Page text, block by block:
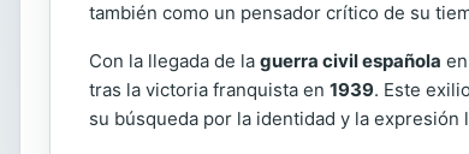
también como un pensador crítico de su
Con la llegada de la guerra civil española en
tras la victoria franquista en 1939. Este
su búsqueda por la identidad y la expresión